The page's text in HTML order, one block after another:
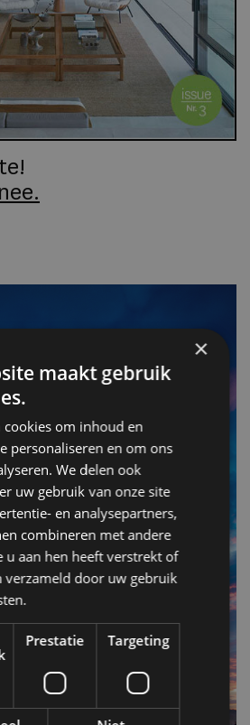
×
maakt gebruik
cookies om inhoud en
personaliseren en om ons
We delen ook
uw gebruik van onze site
en analysepartners,
combineren met andere
u aan hen heeft verstrekt of
verzameld door uw gebruik
Prestatie Targeting